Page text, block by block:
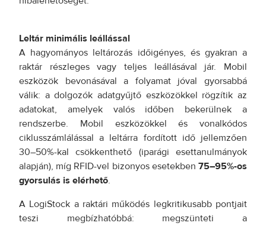
Leltár minimális leállással
A hagyományos leltározás időigényes, és gyakran a
raktár részleges vagy teljes leállásával jár. Mobil
eszközök bevonásával a folyamat jóval gyorsabbá
válik: a dolgozók adatgyűjtő eszközökkel rögzítik az
adatokat, amelyek valós időben bekerülnek a
rendszerbe. Mobil eszközökkel és vonalkódos
ciklusszámlálással a leltárra fordított idő jellemzően
30–50%-kal csökkenthető (iparági esettanulmányok
alapján), míg RFID-vel bizonyos esetekben 75–95%-os
gyorsulás is elérhető.
A LogiStock a raktári működés legkritikusabb pontjait
teszi megbízhatóbbá: megszünteti a